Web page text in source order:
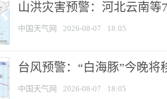
山洪灾害预警：河北云南
中国天气网 2026-08-07 18:05
台风预警：“白海豚”今晚将
中国天气网 2026-08-07 18:05